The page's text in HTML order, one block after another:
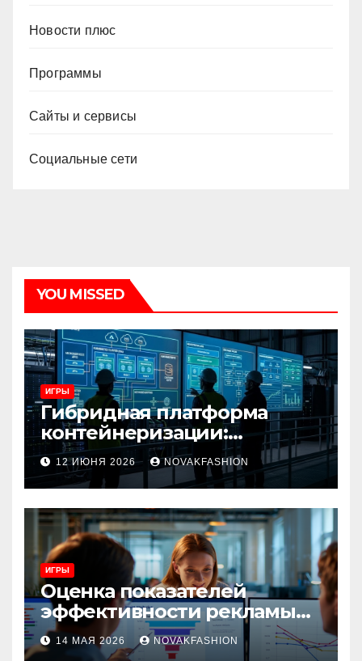
Новости плюс
Программы
Сайты и сервисы
Социальные сети
YOU MISSED
ИГРЫ
Гибридная платформа
контейнеризации:
архитектура, особенности
и сценарии использования
12 ИЮНЯ 2026 NOVAKFASHION
ИГРЫ
Оценка показателей
эффективности рекламы
при атрибуции
множественных точек
14 МАЯ 2026 NOVAKFASHION